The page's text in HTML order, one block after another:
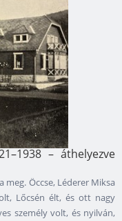
– áthelyezve
Öccse, Léderer Miksa
Lőcsén élt, és ott nagy
személy volt, és nyilván,